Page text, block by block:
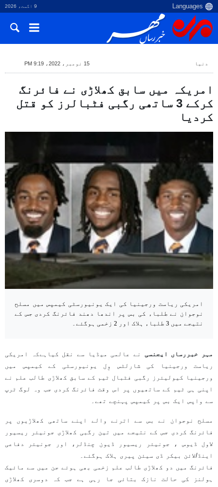
9 اگست، 2026
دنیا 15 نومبر، 2022، 9:19 PM
امریکہ میں سابق کھلاڑی نے فائرنگ
کرکے 3 ساتھی رگبی فٹبالرز کو قتل
کردیا
امریکی ریاست ورجینیا کی ایک یونیورسٹی کیمپس میں مسلح
نوجوان نے طلباء کی بس پر اندھا دھند فائرنگ کردی جس کے
نتیجے میں 3 طلباء ہلاک اور 2 زخمی ہوگئے۔
مہر خبررساں ایجنسی
نے عالمی میڈیا سے نقل کیاہےکہ امریکی
ریاست ورجینیا کی شارلٹس وِل یونیورسٹی کے کیمپس میں
ورجینیا کیولیئرز رگبی فٹبال ٹیم کے سابق کھلاڑی طالب علم نے
اپنی ہی ٹیم کے ساتھیوں پر اس وقت فائرنگ کردی جب وہ لوگ ٹرپ
سے واپس ایک بس پر کیمپس پہنچے تھے۔
مسلح نوجوان نے بس سے اترنے والے اپنے ساتھی کھلاڑیوں پر
فائرنگ کردی جس کے نتیجے میں تین رگبی کھلاڑی جونیئر ریسیور
لاول ڈیوس ، جونیئر ریسیور ڈیون چنڈلر، اور جونیئر دفاعی
اینڈ/لائن بیکر ڈی سیئن پیری ہلاک ہوگئے۔
فائرنگ میں دو کھلاڑی طالب علم زخمی بھی ہوئے جن میں سے مائیک
ہولنز کی حالت نازک بتائی جا رہی ہے جب کہ دوسری کھلاڑی